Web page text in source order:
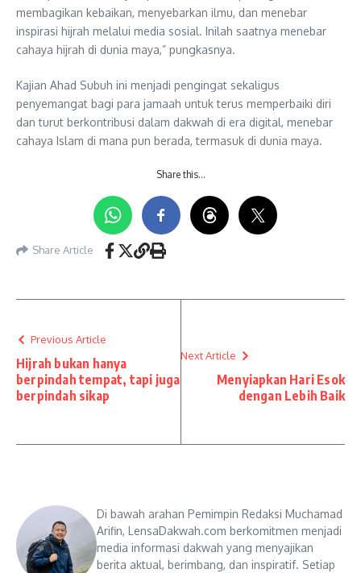
membagikan kebaikan, menyebarkan ilmu, dan menebar
inspirasi hijrah melalui media sosial. Inilah saatnya menebar
cahaya hijrah di dunia maya,” pungkasnya.
Kajian Ahad Subuh ini menjadi pengingat sekaligus
penyemangat bagi para jamaah untuk terus memperbaiki diri
dan turut berkontribusi dalam dakwah di era digital, menebar
cahaya Islam di mana pun berada, termasuk di dunia maya.
Share this…
Share Article
Previous Article
Hijrah bukan hanya
berpindah tempat, tapi juga
berpindah sikap
Next Article
Menyiapkan Hari Esok
dengan Lebih Baik
Di bawah arahan Pemimpin Redaksi Muchamad
Arifin, LensaDakwah.com berkomitmen menjadi
media informasi dakwah yang menyajikan
berita aktual, berimbang, dan inspiratif. Setiap